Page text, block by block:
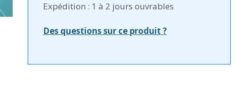
Expédition : 1 à 2 jours ouvrables
Des questions sur ce produit ?